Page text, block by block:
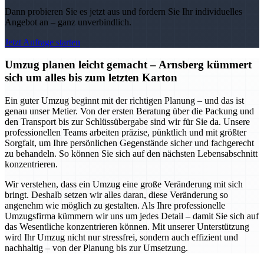
Dann probieren Sie es jetzt aus und fordern Sie Ihr individuelles
Angebot an – ganz unverbindlich.
Jetzt Anfrage starten
Umzug planen leicht gemacht – Arnsberg kümmert
sich um alles bis zum letzten Karton
Ein guter Umzug beginnt mit der richtigen Planung – und das ist
genau unser Metier. Von der ersten Beratung über die Packung und
den Transport bis zur Schlüssübergabe sind wir für Sie da. Unsere
professionellen Teams arbeiten präzise, pünktlich und mit größter
Sorgfalt, um Ihre persönlichen Gegenstände sicher und fachgerecht
zu behandeln. So können Sie sich auf den nächsten Lebensabschnitt
konzentrieren.
Wir verstehen, dass ein Umzug eine große Veränderung mit sich
bringt. Deshalb setzen wir alles daran, diese Veränderung so
angenehm wie möglich zu gestalten. Als Ihre professionelle
Umzugsfirma kümmern wir uns um jedes Detail – damit Sie sich auf
das Wesentliche konzentrieren können. Mit unserer Unterstützung
wird Ihr Umzug nicht nur stressfrei, sondern auch effizient und
nachhaltig – von der Planung bis zur Umsetzung.